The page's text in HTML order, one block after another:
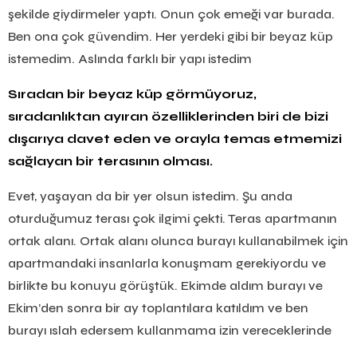
şekilde giydirmeler yaptı. Onun çok emeği var burada.
Ben ona çok güvendim. Her yerdeki gibi bir beyaz küp
istemedim. Aslında farklı bir yapı istedim
Sıradan bir beyaz küp görmüyoruz,
sıradanlıktan ayıran özelliklerinden biri de bizi
dışarıya davet eden ve orayla temas etmemizi
sağlayan bir terasının olması.
Evet, yaşayan da bir yer olsun istedim. Şu anda
oturduğumuz terası çok ilgimi çekti. Teras apartmanın
ortak alanı. Ortak alanı olunca burayı kullanabilmek için
apartmandaki insanlarla konuşmam gerekiyordu ve
birlikte bu konuyu görüştük. Ekimde aldım burayı ve
Ekim’den sonra bir ay toplantılara katıldım ve ben
burayı ıslah edersem kullanmama izin vereceklerinde